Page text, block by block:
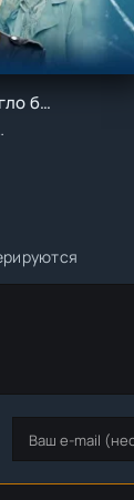
Мелодрамы
Всё могло быть иначе (2019)
2019 год/